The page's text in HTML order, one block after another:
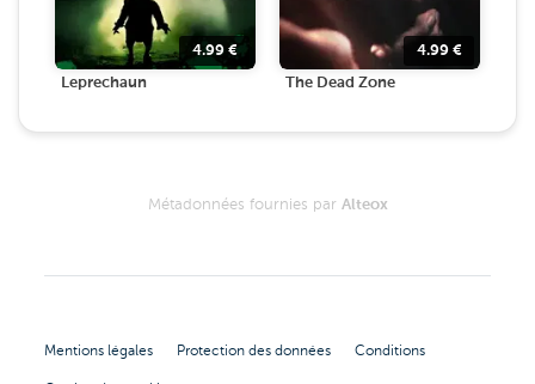
4.99 €
Leprechaun
4.99 €
The Dead Zone
Métadonnées fournies par Alteox
Mentions légales Protection des données Conditions